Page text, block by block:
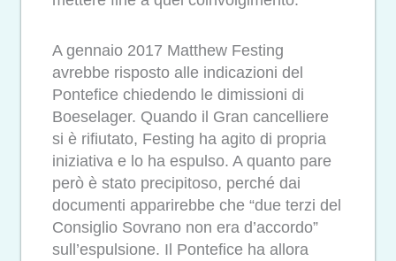
A gennaio 2017 Matthew Festing
avrebbe risposto alle indicazioni del
Pontefice chiedendo le dimissioni di
Boeselager. Quando il Gran cancelliere
si è rifiutato, Festing ha agito di propria
iniziativa e lo ha espulso. A quanto pare
però è stato precipitoso, perché dai
documenti apparirebbe che “due terzi del
Consiglio Sovrano non era d’accordo”
sull’espulsione. Il Pontefice ha allora